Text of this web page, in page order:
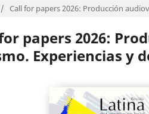
/ Call for papers 2026: Producción
papers 2026:
Experiencias y